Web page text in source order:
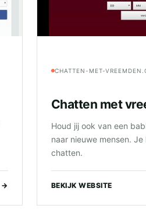
→
CHATTEN-MET-
Chatten met
Houd jij ook van een
naar nieuwe mensen.
chatten.
BEKIJK WEBSITE